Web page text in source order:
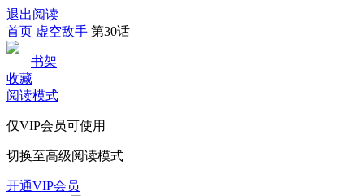
退出阅读
首页 虚空敌手 第30话
书架
收藏
阅读模式
仅VIP会员可使用
切换至高级阅读模式
开通VIP会员